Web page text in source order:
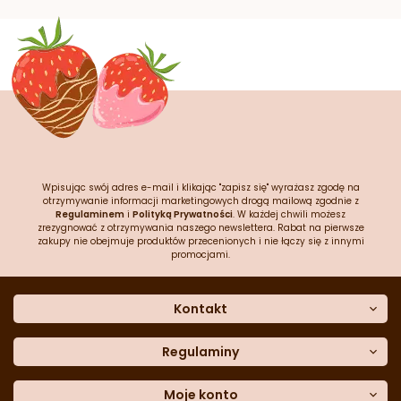
Wpisując swój adres e-mail i klikając "zapisz się" wyrażasz zgodę na
otrzymywanie informacji marketingowych drogą mailową zgodnie z
Regulaminem i Polityką Prywatności. W każdej chwili możesz
zrezygnować z otrzymywania naszego newslettera. Rabat na pierwsze
zakupy nie obejmuje produktów przecenionych i nie łączy się z innymi
promocjami.
Kontakt
Dane kontaktowe
Często zadawane pytania
Sklep stacjonarny
Regulaminy
Polityka prywatności
Moje konto